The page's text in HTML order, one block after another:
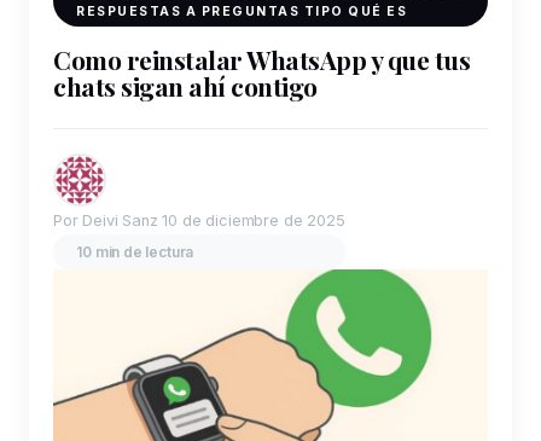
RESPUESTAS A PREGUNTAS TIPO QUÉ ES
Como reinstalar WhatsApp y que tus
chats sigan ahí contigo
Por Deivi Sanz 10 de diciembre de 2025
10 min de lectura